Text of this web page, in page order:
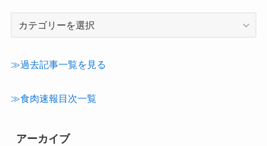
テ
≫過去記事一覧を見る
≫食肉速報目次一覧
アーカイブ